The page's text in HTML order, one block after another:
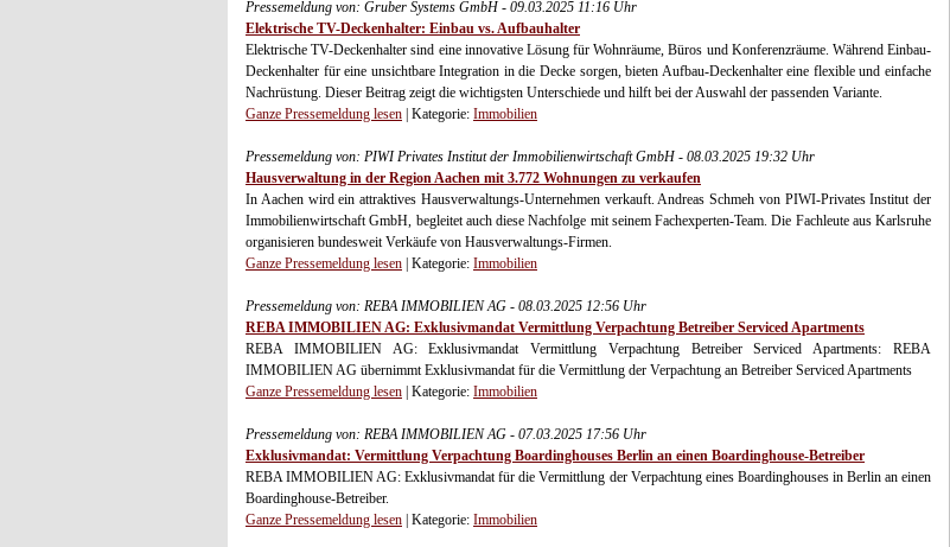
Pressemeldung von: Gruber Systems GmbH - 09.03.2025 11:16 Uhr
Elektrische TV-Deckenhalter: Einbau vs. Aufbauhalter
Elektrische TV-Deckenhalter sind eine innovative Lösung für Wohnräume, Büros und Konferenzräume. Während Einbau-
Deckenhalter für eine unsichtbare Integration in die Decke sorgen, bieten Aufbau-Deckenhalter eine flexible und einfache
Nachrüstung. Dieser Beitrag zeigt die wichtigsten Unterschiede und hilft bei der Auswahl der passenden Variante.
Ganze Pressemeldung lesen | Kategorie: Immobilien
Pressemeldung von: PIWI Privates Institut der Immobilienwirtschaft GmbH - 08.03.2025 19:32 Uhr
Hausverwaltung in der Region Aachen mit 3.772 Wohnungen zu verkaufen
In Aachen wird ein attraktives Hausverwaltungs-Unternehmen verkauft. Andreas Schmeh von PIWI-Privates Institut der
Immobilienwirtschaft GmbH, begleitet auch diese Nachfolge mit seinem Fachexperten-Team. Die Fachleute aus Karlsruhe
organisieren bundesweit Verkäufe von Hausverwaltungs-Firmen.
Ganze Pressemeldung lesen | Kategorie: Immobilien
Pressemeldung von: REBA IMMOBILIEN AG - 08.03.2025 12:56 Uhr
REBA IMMOBILIEN AG: Exklusivmandat Vermittlung Verpachtung Betreiber Serviced Apartments
REBA IMMOBILIEN AG: Exklusivmandat Vermittlung Verpachtung Betreiber Serviced Apartments: REBA
IMMOBILIEN AG übernimmt Exklusivmandat für die Vermittlung der Verpachtung an Betreiber Serviced Apartments
Ganze Pressemeldung lesen | Kategorie: Immobilien
Pressemeldung von: REBA IMMOBILIEN AG - 07.03.2025 17:56 Uhr
Exklusivmandat: Vermittlung Verpachtung Boardinghouses Berlin an einen Boardinghouse-Betreiber
REBA IMMOBILIEN AG: Exklusivmandat für die Vermittlung der Verpachtung eines Boardinghouses in Berlin an einen
Boardinghouse-Betreiber.
Ganze Pressemeldung lesen | Kategorie: Immobilien